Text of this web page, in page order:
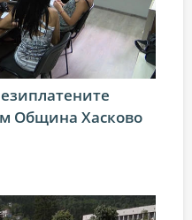
Община Хасково